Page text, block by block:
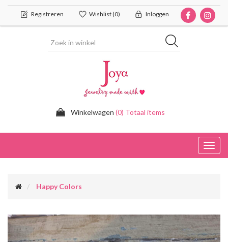
Registreren Wishlist(0) Inloggen
Winkelwagen (0) Totaal items
Happy Colors